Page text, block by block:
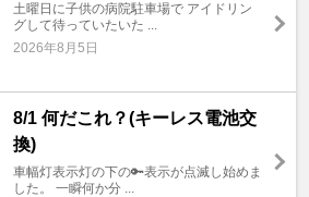
土曜日に子供の病院駐車場で アイドリン
グして待っていたいた ...
2026年8月5日
8/1 何だこれ？(キーレス電池交
換)
車幅灯表示灯の下の🔑表示が点滅し始めま
した。 一瞬何か分 ...